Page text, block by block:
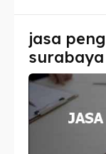
Imta
Legalisir
Apostille
Imta
Legalisir
Apostille
jasa
surabaya